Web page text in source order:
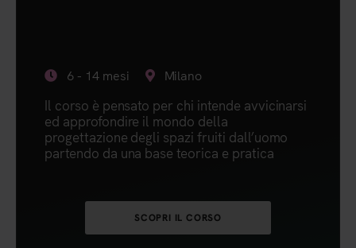
6 - 14 mesi Milano
Il corso è pensato per chi intende avvicinarsi
ed approfondire il mondo della
progettazione degli spazi fruiti dall’uomo
partendo da una base teorica e pratica
SCOPRI IL CORSO